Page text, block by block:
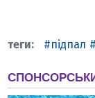
підпал